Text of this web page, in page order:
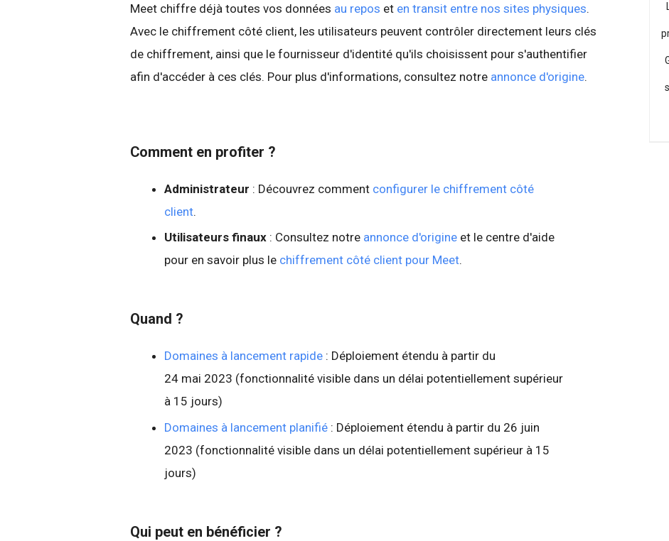
Meet chiffre déjà toutes vos données au repos et en transit entre nos sites physiques.
Avec le chiffrement côté client, les utilisateurs peuvent contrôler directement leurs clés
de chiffrement, ainsi que le fournisseur d'identité qu'ils choisissent pour s'authentifier
afin d'accéder à ces clés. Pour plus d'informations, consultez notre annonce d'origine.
Comment en profiter ?
Administrateur : Découvrez comment configurer le chiffrement côté
client.
Utilisateurs finaux : Consultez notre annonce d'origine et le centre d'aide
pour en savoir plus le chiffrement côté client pour Meet.
Quand ?
Domaines à lancement rapide : Déploiement étendu à partir du
24 mai 2023 (fonctionnalité visible dans un délai potentiellement supérieur
à 15 jours)
Domaines à lancement planifié : Déploiement étendu à partir du 26 juin
2023 (fonctionnalité visible dans un délai potentiellement supérieur à 15
jours)
Qui peut en bénéficier ?